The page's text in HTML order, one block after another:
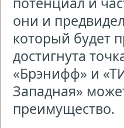
они и
который будет
достигнута
«Брэнифф» и
Западная»
преимущество.